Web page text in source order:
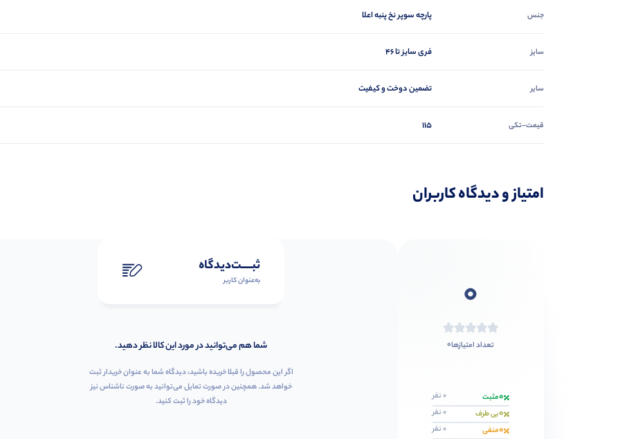
جنس پارچه سوپر نخ پنبه اعلا
سایز فری سایز تا 46
سایر تضمین دوخت و کیفیت
قیمت-تکی 115
امتیاز و دیدگاه کاربران
0
تعداد امتیازها0
0مثبت 0 نفر
0بی طرف 0 نفر
0منفی 0 نفر
ثبـــــت‌دیدگاه
به‌عنوان کاربر
شما هم می‌توانید در مورد این کالا نظر دهید.
اگر این محصول را قبلا خریده باشید، دیدگاه شما به عنوان خریدار ثبت
خواهد شد. همچنین در صورت تمایل می‌توانید به صورت ناشناس نیز
دیدگاه خود را ثبت کنید.